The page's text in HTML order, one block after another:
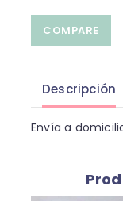
COMPARE
Descripción
Envía a